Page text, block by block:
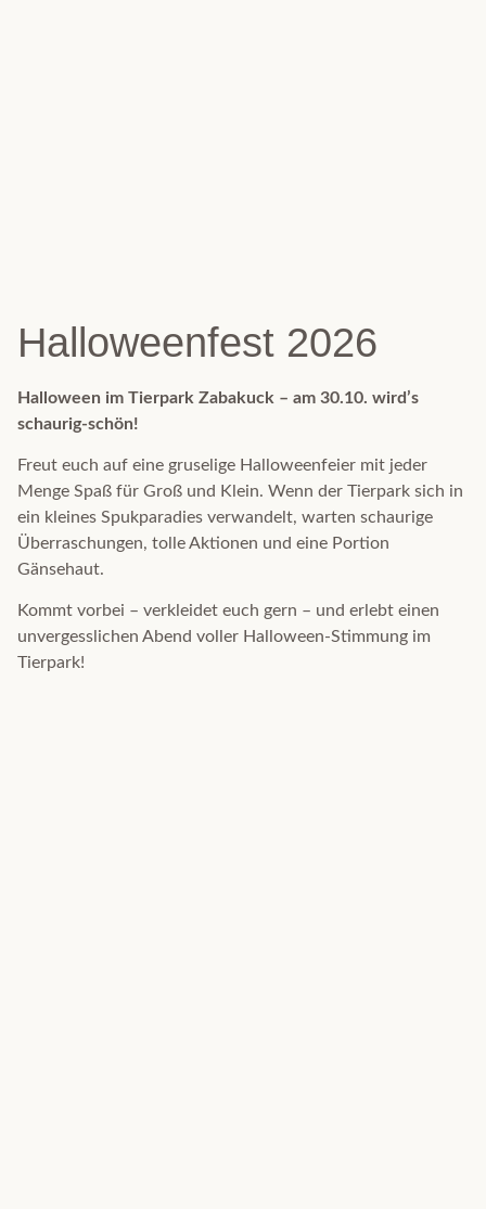
Halloweenfest 2026
Halloween im Tierpark Zabakuck – am 30.10. wird’s
schaurig-schön!
Freut euch auf eine gruselige Halloweenfeier mit jeder
Menge Spaß für Groß und Klein. Wenn der Tierpark sich in
ein kleines Spukparadies verwandelt, warten schaurige
Überraschungen, tolle Aktionen und eine Portion
Gänsehaut.
Kommt vorbei – verkleidet euch gern – und erlebt einen
unvergesslichen Abend voller Halloween-Stimmung im
Tierpark!